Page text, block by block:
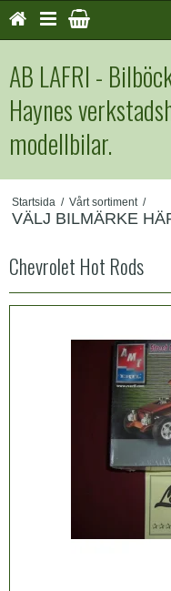
AB LAFRI -
Haynes
modellbilar.
Startsida / Vårt sortiment /
VÄLJ BILMÄRKE
Chevrolet Hot Rods